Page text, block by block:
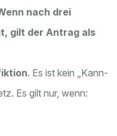
nach drei
gilt der Antrag als
. Es ist kein „Kann-
Es gilt nur, wenn: